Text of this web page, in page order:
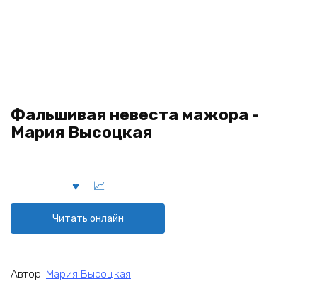
Фальшивая невеста мажора -
Мария Высоцкая
Читать онлайн
Автор: Мария Высоцкая